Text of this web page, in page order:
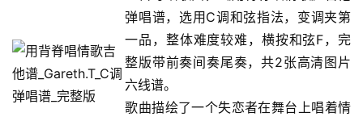
弹唱谱，选用C调和弦指法，变调夹第
一品，整体难度较难，横按和弦F，完
整版带前奏间奏尾奏，共2张高清图片
六线谱。
歌曲描绘了一个失恋者在舞台上唱着情